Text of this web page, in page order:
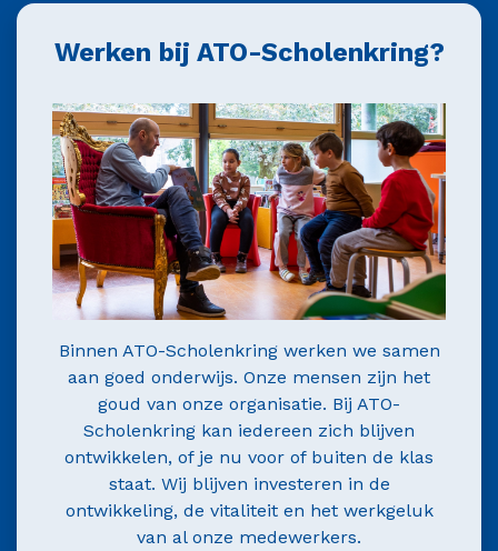
Werken bij ATO-Scholenkring?
Binnen ATO-Scholenkring werken we samen
aan goed onderwijs. Onze mensen zijn het
goud van onze organisatie. Bij ATO-
Scholenkring kan iedereen zich blijven
ontwikkelen, of je nu voor of buiten de klas
staat. Wij blijven investeren in de
ontwikkeling, de vitaliteit en het werkgeluk
van al onze medewerkers.